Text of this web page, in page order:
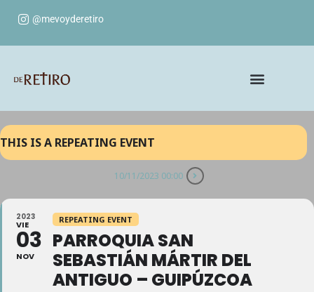
@mevoyderetiro
THIS IS A REPEATING EVENT
10/11/2023 00:00
2023
VIE
03
NOV
REPEATING EVENT
PARROQUIA SAN
SEBASTIÁN MÁRTIR DEL
ANTIGUO – GUIPÚZCOA